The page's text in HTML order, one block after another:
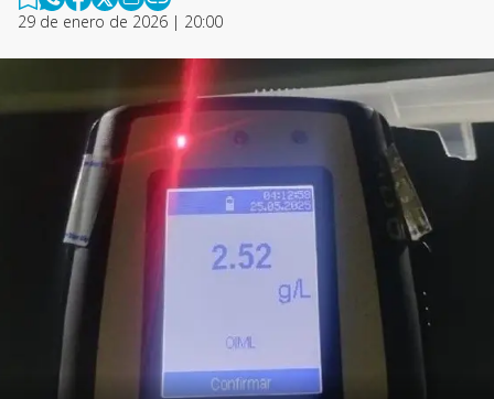
29 de enero de 2026 | 20:00